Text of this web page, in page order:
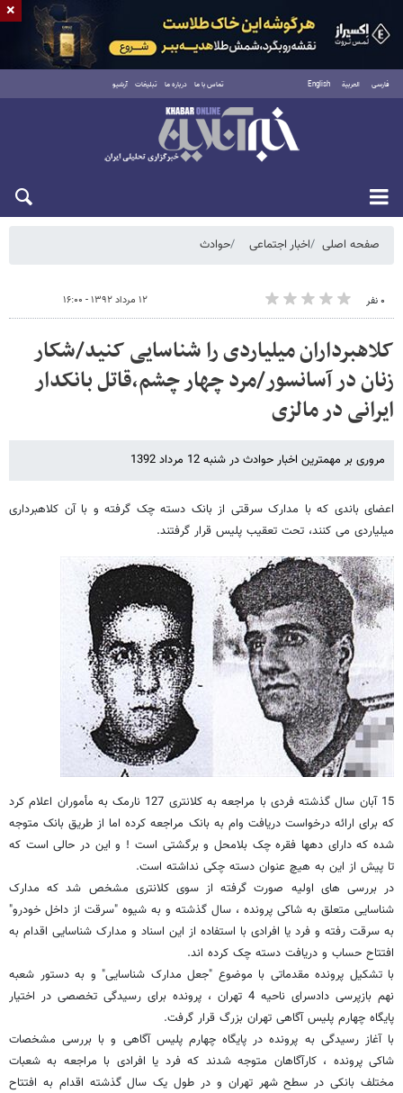
فارسی العربية English تماس با ما درباره ما تبلیغات آرشیو
شنبه ۱۷ مرداد ۱۴۰۵
صفحه اصلی اخبار اجتماعی حوادث
۰ نفر ۱۲ مرداد ۱۳۹۲ - ۱۶:۰۰
کلاهبرداران میلیاردی را شناسایی کنید/شکار
زنان در آسانسور/مرد چهار چشم،قاتل بانکدار
ایرانی در مالزی
مروری بر مهمترین اخبار حوادث در شنبه 12 مرداد 1392
اعضای باندی که با مدارک سرقتی از بانک دسته چک گرفته و با آن کلاهبرداری
میلیاردی می کنند، تحت تعقیب پلیس قرار گرفتند.
15 آبان سال گذشته فردی با مراجعه به کلانتری 127 نارمک به مأموران اعلام کرد
که برای ارائه درخواست دریافت وام به بانک مراجعه کرده اما از طریق بانک متوجه
شده که دارای دهها فقره چک بلامحل و برگشتی است ! و این در حالی است که
تا پیش از این به هیچ عنوان دسته چکی نداشته است.
در بررسی های اولیه صورت گرفته از سوی کلانتری مشخص شد که مدارک
شناسایی متعلق به شاکی پرونده ، سال گذشته و به شیوه "سرقت از داخل خودرو"
به سرقت رفته و فرد یا افرادی با استفاده از این اسناد و مدارک شناسایی اقدام به
افتتاح حساب و دریافت دسته چک کرده اند.
با تشکیل پرونده مقدماتی با موضوع "جعل مدارک شناسایی" و به دستور شعبه
نهم بازپرسی دادسرای ناحیه 4 تهران ، پرونده برای رسیدگی تخصصی در اختیار
پایگاه چهارم پلیس آگاهی تهران بزرگ قرار گرفت.
با آغاز رسیدگی به پرونده در پایگاه چهارم پلیس آگاهی و با بررسی مشخصات
شاکی پرونده ، کارآگاهان متوجه شدند که فرد یا افرادی با مراجعه به شعبات
مختلف بانکی در سطح شهر تهران و در طول یک سال گذشته اقدام به افتتاح
×